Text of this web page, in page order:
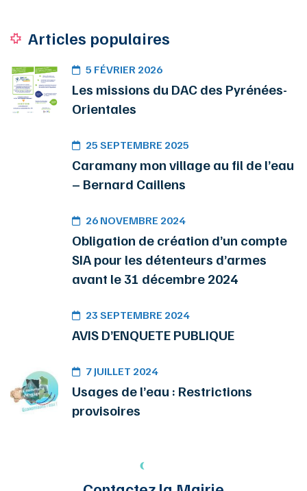
Articles populaires
5 FÉVRIER 2026
Les missions du DAC des Pyrénées-
Orientales
25 SEPTEMBRE 2025
Caramany mon village au fil de l’eau
– Bernard Caillens
26 NOVEMBRE 2024
Obligation de création d’un compte
SIA pour les détenteurs d’armes
avant le 31 décembre 2024
23 SEPTEMBRE 2024
AVIS D’ENQUETE PUBLIQUE
7 JUILLET 2024
Usages de l’eau : Restrictions
provisoires